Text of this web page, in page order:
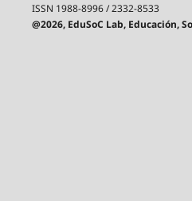
ISSN 1988-8996 / 2332-8533
@2026, EduSoC Lab, Educación,